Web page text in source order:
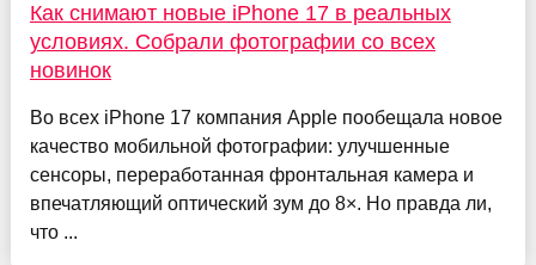
Как снимают новые iPhone 17 в реальных
условиях. Собрали фотографии со всех
новинок
Во всех iPhone 17 компания Apple пообещала новое
качество мобильной фотографии: улучшенные
сенсоры, переработанная фронтальная камера и
впечатляющий оптический зум до 8×. Но правда ли,
что ...